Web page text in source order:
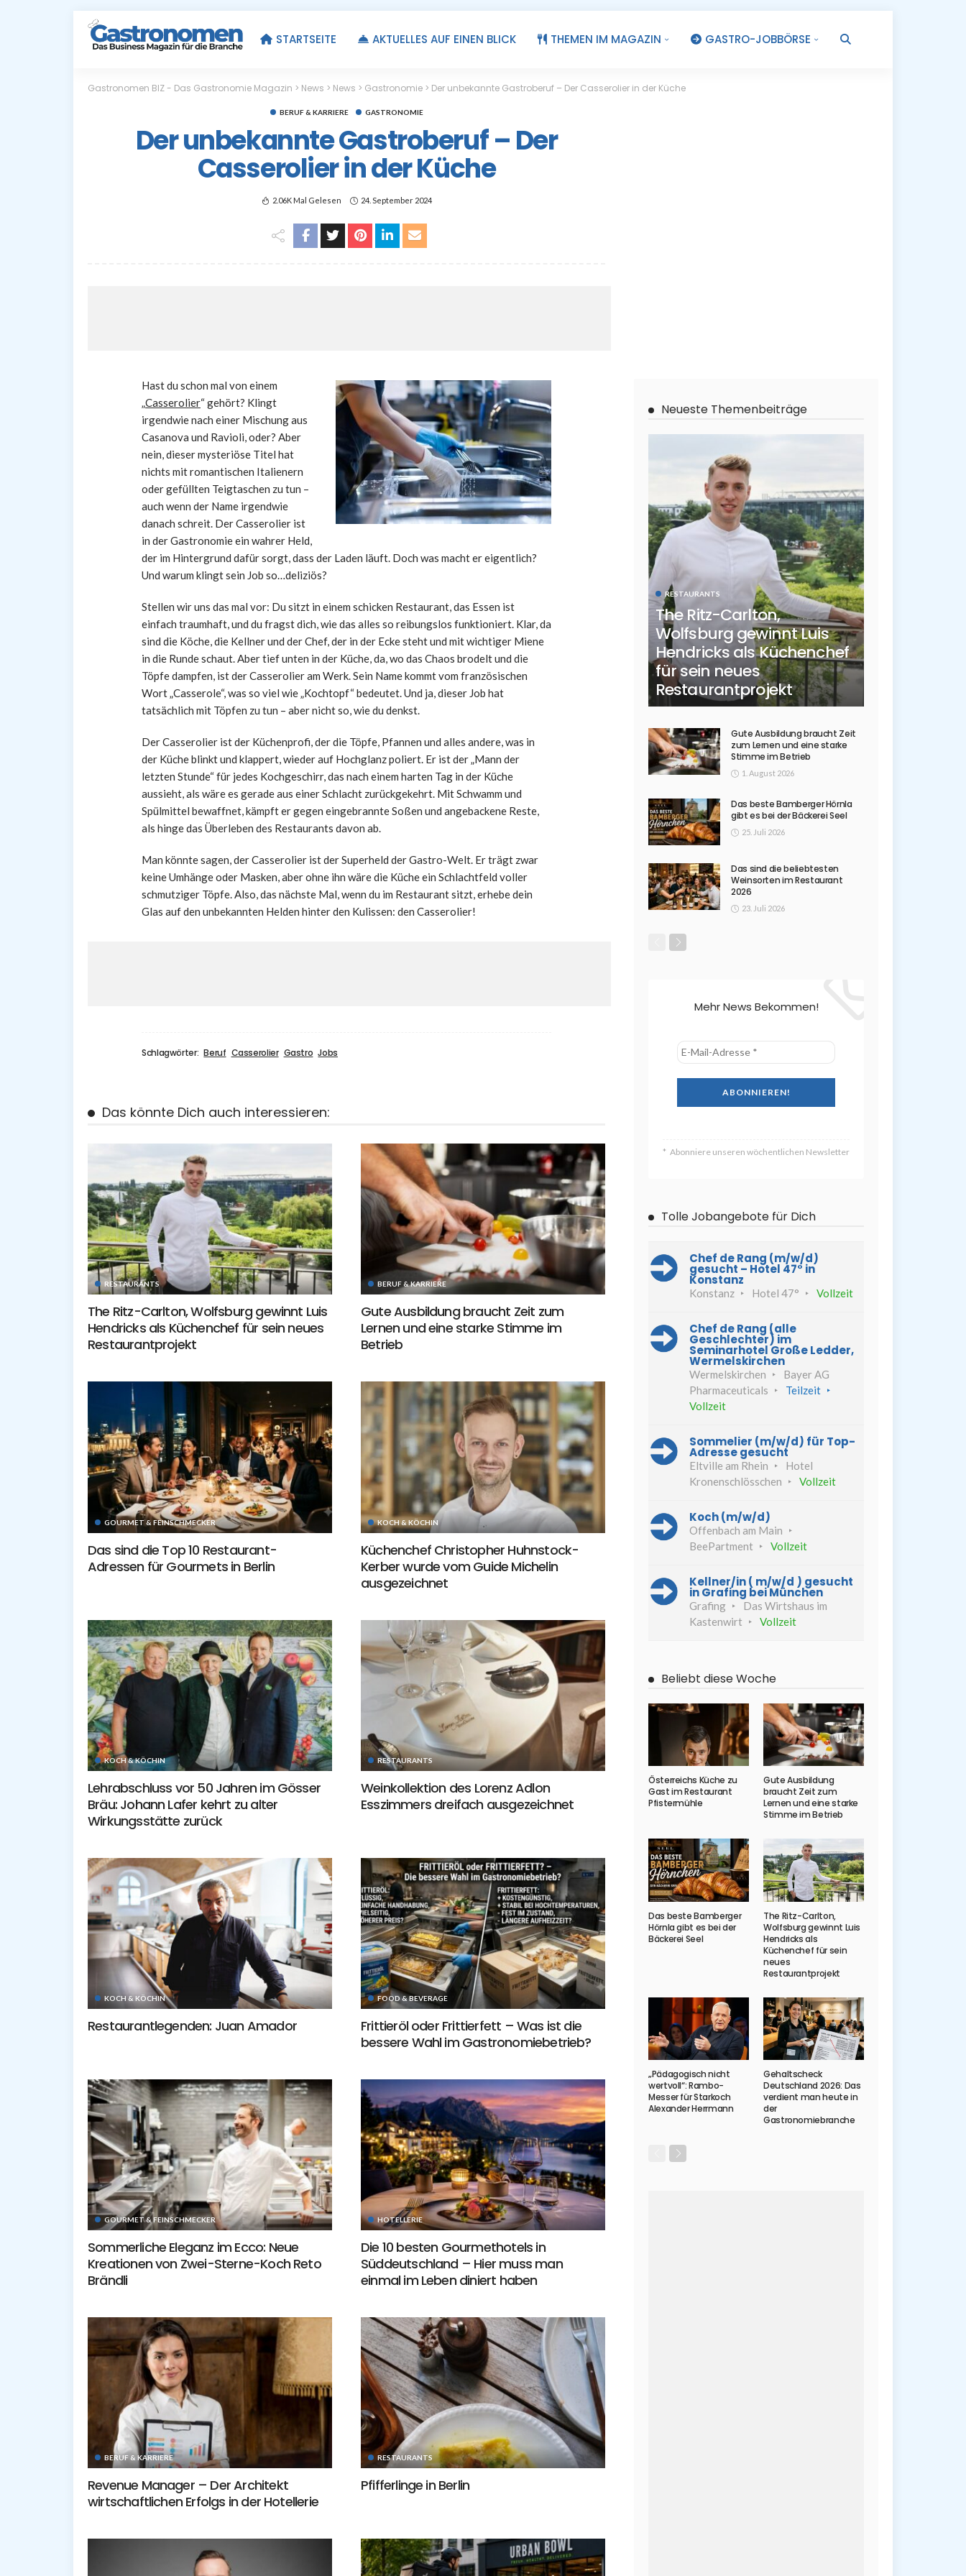
STARTSEITE AKTUELLES AUF EINEN BLICK THEMEN IM MAGAZIN GASTRO-JOBBÖRSE
Gastronomen BIZ - Das Gastronomie Magazin > News > News > Gastronomie > Der unbekannte Gastroberuf – Der Casserolier in der Küche
BERUF & KARRIERE GASTRONOMIE
Der unbekannte Gastroberuf – Der
Casserolier in der Küche
2.06K Mal Gelesen 24. September 2024
Hast du schon mal von einem
„Casserolier“ gehört? Klingt
irgendwie nach einer Mischung aus
Casanova und Ravioli, oder? Aber
nein, dieser mysteriöse Titel hat
nichts mit romantischen Italienern
oder gefüllten Teigtaschen zu tun –
auch wenn der Name irgendwie
danach schreit. Der Casserolier ist
in der Gastronomie ein wahrer Held,
der im Hintergrund dafür sorgt, dass der Laden läuft. Doch was macht er eigentlich?
Und warum klingt sein Job so…deliziös?
Stellen wir uns das mal vor: Du sitzt in einem schicken Restaurant, das Essen ist
einfach traumhaft, und du fragst dich, wie das alles so reibungslos funktioniert. Klar, da
sind die Köche, die Kellner und der Chef, der in der Ecke steht und mit wichtiger Miene
in die Runde schaut. Aber tief unten in der Küche, da, wo das Chaos brodelt und die
Töpfe dampfen, ist der Casserolier am Werk. Sein Name kommt vom französischen
Wort „Casserole“, was so viel wie „Kochtopf“ bedeutet. Und ja, dieser Job hat
tatsächlich mit Töpfen zu tun – aber nicht so, wie du denkst.
Der Casserolier ist der Küchenprofi, der die Töpfe, Pfannen und alles andere, was in
der Küche blinkt und klappert, wieder auf Hochglanz poliert. Er ist der „Mann der
letzten Stunde“ für jedes Kochgeschirr, das nach einem harten Tag in der Küche
aussieht, als wäre es gerade aus einer Schlacht zurückgekehrt. Mit Schwamm und
Spülmittel bewaffnet, kämpft er gegen eingebrannte Soßen und angebackene Reste,
als hinge das Überleben des Restaurants davon ab.
Man könnte sagen, der Casserolier ist der Superheld der Gastro-Welt. Er trägt zwar
keine Umhänge oder Masken, aber ohne ihn wäre die Küche ein Schlachtfeld voller
schmutziger Töpfe. Also, das nächste Mal, wenn du im Restaurant sitzt, erhebe dein
Glas auf den unbekannten Helden hinter den Kulissen: den Casserolier!
Schlagwörter: Beruf Casserolier Gastro Jobs
Das könnte Dich auch interessieren:
RESTAURANTS
The Ritz-Carlton, Wolfsburg gewinnt Luis
Hendricks als Küchenchef für sein neues
Restaurantprojekt
BERUF & KARRIERE
Gute Ausbildung braucht Zeit zum
Lernen und eine starke Stimme im
Betrieb
GOURMET & FEINSCHMECKER
Das sind die Top 10 Restaurant-
Adressen für Gourmets in Berlin
KOCH & KÖCHIN
Küchenchef Christopher Huhnstock-
Kerber wurde vom Guide Michelin
ausgezeichnet
KOCH & KÖCHIN
Lehrabschluss vor 50 Jahren im Gösser
Bräu: Johann Lafer kehrt zu alter
Wirkungsstätte zurück
RESTAURANTS
Weinkollektion des Lorenz Adlon
Esszimmers dreifach ausgezeichnet
KOCH & KÖCHIN
Restaurantlegenden: Juan Amador
FOOD & BEVERAGE
Frittieröl oder Frittierfett – Was ist die
bessere Wahl im Gastronomiebetrieb?
GOURMET & FEINSCHMECKER
Sommerliche Eleganz im Ecco: Neue
Kreationen von Zwei-Sterne-Koch Reto
Brändli
HOTELLERIE
Die 10 besten Gourmethotels in
Süddeutschland – Hier muss man
einmal im Leben diniert haben
BERUF & KARRIERE
Revenue Manager – Der Architekt
wirtschaftlichen Erfolgs in der Hotellerie
RESTAURANTS
Pfifferlinge in Berlin
Neueste Themenbeiträge
RESTAURANTS
The Ritz-Carlton,
Wolfsburg gewinnt Luis
Hendricks als Küchenchef
für sein neues
Restaurantprojekt
Gute Ausbildung braucht Zeit
zum Lernen und eine starke
Stimme im Betrieb
1. August 2026
Das beste Bamberger Hörnla
gibt es bei der Bäckerei Seel
25. Juli 2026
Das sind die beliebtesten
Weinsorten im Restaurant
2026
23. Juli 2026
Mehr News Bekommen!
Abonniere unseren wöchentlichen Newsletter
Tolle Jobangebote für Dich
Chef de Rang (m/w/d)
gesucht – Hotel 47° in
Konstanz
Konstanz Hotel 47° Vollzeit
Chef de Rang (alle
Geschlechter) im
Seminarhotel Große Ledder,
Wermelskirchen
Wermelskirchen
Bayer AG
Pharmaceuticals
Teilzeit
Vollzeit
Sommelier (m/w/d) für Top-
Adresse gesucht
Eltville am Rhein
Hotel
Kronenschlösschen
Vollzeit
Koch (m/w/d)
Offenbach am Main
BeePartment
Vollzeit
Kellner/in ( m/w/d ) gesucht
in Grafing bei München
Grafing
Das Wirtshaus im
Kastenwirt
Vollzeit
Beliebt diese Woche
Österreichs Küche zu
Gast im Restaurant
Pfistermühle
Gute Ausbildung
braucht Zeit zum
Lernen und eine starke
Stimme im Betrieb
Das beste Bamberger
Hörnla gibt es bei der
Bäckerei Seel
The Ritz-Carlton,
Wolfsburg gewinnt Luis
Hendricks als
Küchenchef für sein
neues
Restaurantprojekt
„Pädagogisch nicht
wertvoll“: Rambo-
Messer für Starkoch
Alexander Herrmann
Gehaltscheck
Deutschland 2026: Das
verdient man heute in
der
Gastronomiebranche